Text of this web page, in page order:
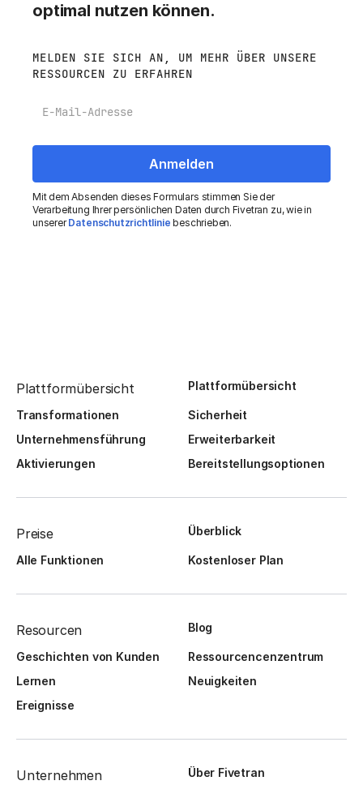
optimal nutzen können.
MELDEN SIE SICH AN, UM MEHR ÜBER UNSERE
RESSOURCEN ZU ERFAHREN
Mit dem Absenden dieses Formulars stimmen Sie der
Verarbeitung Ihrer persönlichen Daten durch Fivetran zu, wie in
unsererDatenschutzrichtlinie beschrieben.
Plattformübersicht Plattformübersicht
Transformationen
Sicherheit
Unternehmensführung
Erweiterbarkeit
Aktivierungen
Bereitstellungsoptionen
Preise Überblick
Alle Funktionen Kostenloser Plan
Resourcen Blog
Geschichten von Kunden
Ressourcencenzentrum
Lernen
Neuigkeiten
Ereignisse
Unternehmen Über Fivetran